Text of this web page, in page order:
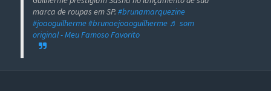
marca de roupas em SP. #brunamarquezine
#joaoguilherme#brunaejoaoguilherme ♬ som
original - Meu Famoso Favorito